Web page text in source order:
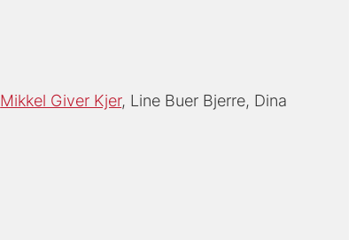
Mikkel Giver Kjer Line Buer Bjerre Dina